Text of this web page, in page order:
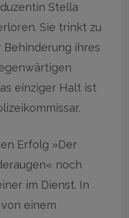
Stella
Sie trinkt zu
ihres
einziger Halt ist
Erfolg »Der
noch
im Dienst. In
einem